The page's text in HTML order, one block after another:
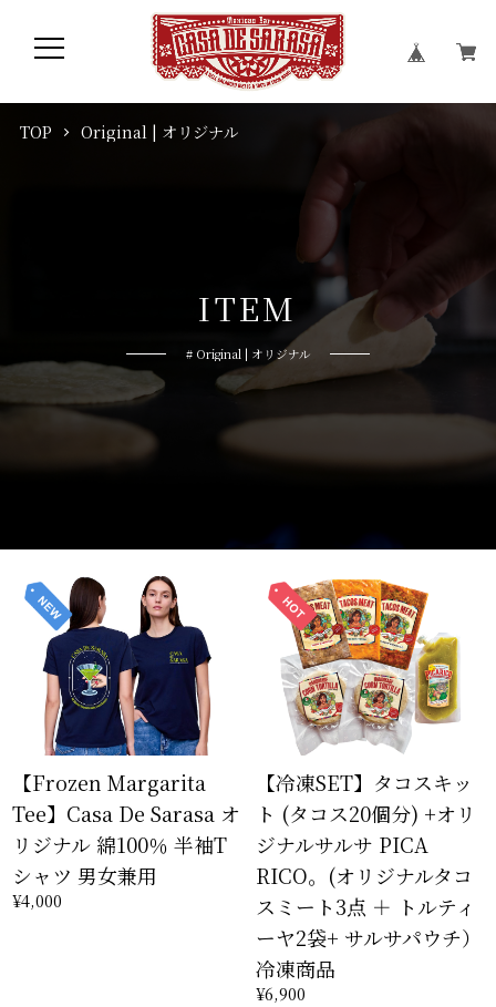
ITEM
# Original | オリジナル
TOP Original | オリジナル
【Frozen Margarita
Tee】Casa De Sarasa オ
リジナル 綿100％ 半袖T
シャツ 男女兼用
¥4,000
【冷凍SET】タコスキッ
ト (タコス20個分) +オリ
ジナルサルサ PICA
RICO。(オリジナルタコ
スミート3点 ＋ トルティ
ーヤ2袋+ サルサパウチ）
冷凍商品
¥6,900